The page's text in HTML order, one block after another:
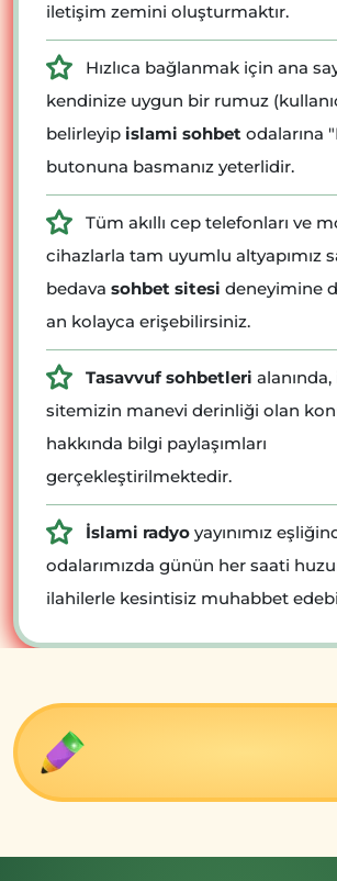
iletişim zemini oluşturmaktır.
Hızlıca bağlanmak için ana
kendinize uygun bir rumuz
belirleyip islami sohbet odalarına
butonuna basmanız yeterlidir.
Tüm akıllı cep telefonları ve
cihazlarla tam uyumlu altyapımız
bedava sohbet sitesi deneyimine
an kolayca erişebilirsiniz.
Tasavvuf sohbetleri alanında,
sitemizin manevi derinliği olan
hakkında bilgi paylaşımları
gerçekleştirilmektedir.
İslami radyo yayınımız
odalarımızda günün her saati
ilahilerle kesintisiz muhabbet